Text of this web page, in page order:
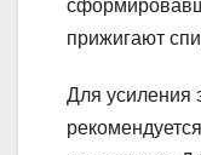
прижигают
Для усиления